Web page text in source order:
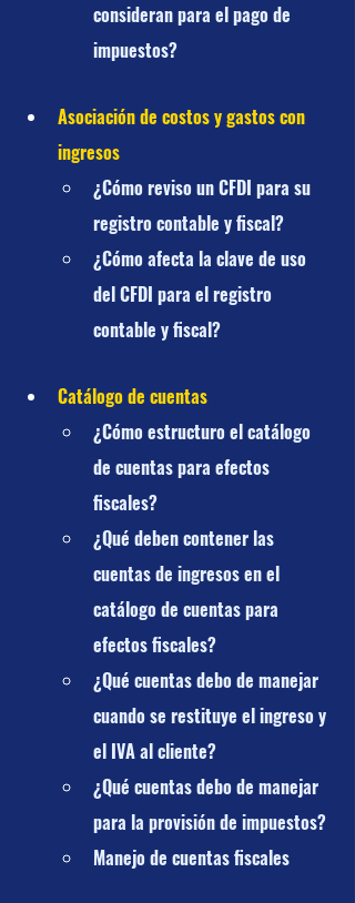
consideran para el pago de
impuestos?
Asociación de costos y gastos con
ingresos
¿Cómo reviso un CFDI para su
registro contable y fiscal?
¿Cómo afecta la clave de uso
del CFDI para el registro
contable y fiscal?
Catálogo de cuentas
¿Cómo estructuro el catálogo
de cuentas para efectos
fiscales?
¿Qué deben contener las
cuentas de ingresos en el
catálogo de cuentas para
efectos fiscales?
¿Qué cuentas debo de manejar
cuando se restituye el ingreso y
el IVA al cliente?
¿Qué cuentas debo de manejar
para la provisión de impuestos?
Manejo de cuentas fiscales